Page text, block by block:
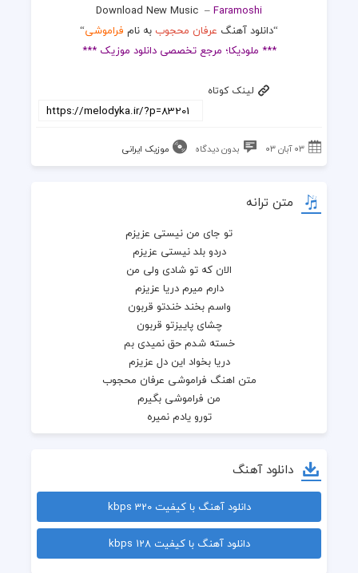
Download New Music –Faramoshi
“دانلود آهنگ عرفان محجوب به نام فراموشی“
*** ملودیکا؛ مرجع تخصصی دانلود موزیک ***
لینک کوتاه
۰۳ آبان ۰۳ بدون دیدگاه موزیک ایرانی
متن ترانه
تو جای من نیستی عزیزم
دردو بلد نیستی عزیزم
الان که تو شادی ولی من
دارم میرم دریا عزیزم
واسم بخند خندتو قربون
چشای پاییزتو قربون
خسته شدم حق نمیدی بم
دریا بخواد این دل عزیزم
متن اهنگ فراموشی عرفان محجوب
من فراموشی بگیرم
تورو یادم نمیره
آخ تورو یادم نمیره
آخ چقدر رو تو حسودم
یه نگاه ساده ی تورو نمیدم به کسی
هرچی دلت میخواد بگو من نمیگم به هیچکسی
کار دنیارو نگاه داره کجاها میرسه
میمونم و داد میزنم تا که صدام بهت برسه
دانلود آهنگ
دانلود آهنگ با کیفیت 320 kbps
دانلود آهنگ با کیفیت 128 kbps